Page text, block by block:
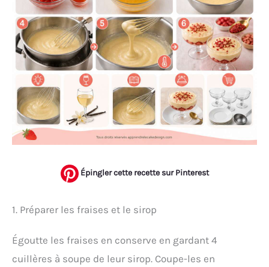
Épingler cette recette sur Pinterest
1. Préparer les fraises et le sirop
Égoutte les fraises en conserve en gardant 4
cuillères à soupe de leur sirop. Coupe-les en